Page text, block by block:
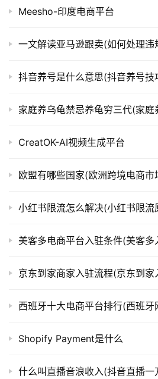
Meesho-印度电商平台
一文解读亚马逊跟卖(如何处理违
抖音养号是什么意思(抖音养号技
家庭养乌龟禁忌养龟穷三代(家庭
CreatOK-AI视频生成平台
欧盟有哪些国家(欧洲跨境电商市
小红书限流怎么解决(小红书限流
美客多电商平台入驻条件(美客多
京东到家商家入驻流程(京东到家
西班牙十大电商平台排行(西班牙
Shopify Payment是什么
什么叫直播音浪收入(抖音直播一